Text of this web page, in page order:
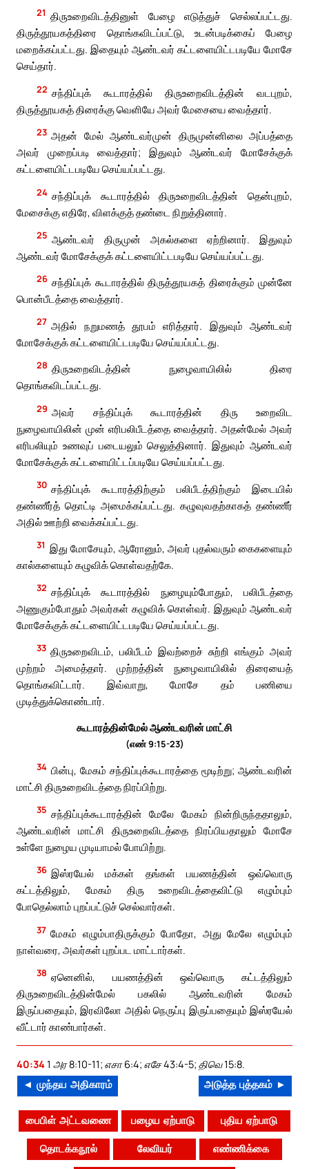
21 திருஉறைவிடத்தினுள் பேழை எடுத்துச் செல்லப்பட்டது.
திருத்தூயகத்திரை தொங்கவிடப்பட்டு, உடன்படிக்கைப் பேழை
மறைக்கப்பட்டது. இதையும் ஆண்டவர் கட்டளையிட்டபடியே மோசே
செய்தார்.
22 சந்திப்புக் கூடாரத்தில் திருஉறைவிடத்தின் வடபுறம்,
திருத்தூயகத் திரைக்கு வெளியே அவர் மேசையை வைத்தார்.
23 அதன் மேல் ஆண்டவர்முன் திருமுன்னிலை அப்பத்தை
அவர் முறைப்படி வைத்தார்; இதுவும் ஆண்டவர் மோசேக்குக்
கட்டளையிட்டபடியே செய்யப்பட்டது.
24 சந்திப்புக் கூடாரத்தில் திருஉறைவிடத்தின் தென்புறம்,
மேசைக்கு எதிரே, விளக்குத் தண்டை நிறுத்தினார்.
25 ஆண்டவர் திருமுன் அகல்களை ஏற்றினார். இதுவும்
ஆண்டவர் மோசேக்குக் கட்டளையிட்டபடியே செய்யப்பட்டது.
26 சந்திப்புக் கூடாரத்தில் திருத்தூயகத் திரைக்கும் முன்னே
பொன்பீடத்தை வைத்தார்.
27 அதில் நறுமணத் தூபம் எரித்தார். இதுவும் ஆண்டவர்
மோசேக்குக் கட்டளையிட்டபடியே செய்யப்பட்டது.
28 திருஉறைவிடத்தின் நுழைவாயிலில் திரை
தொங்கவிடப்பட்டது.
29 அவர் சந்திப்புக் கூடாரத்தின் திரு உறைவிட
நுழைவாயிலின் முன் எரிபலிபீடத்தை வைத்தார். அதன்மேல் அவர்
எரிபலியும் உணவுப் படையலும் செலுத்தினார். இதுவும் ஆண்டவர்
மோசேக்குக் கட்டளையிட்டப்படியே செய்யப்பட்டது.
30 சந்திப்புக் கூடாரத்திற்கும் பலிபீடத்திற்கும் இடையில்
தண்ணீர்த் தொட்டி அமைக்கப்பட்டது. கழுவுவதற்காகத் தண்ணீர்
அதில் ஊற்றி வைக்கப்பட்டது.
31 இது மோசேயும், ஆரோனும், அவர் புதல்வரும் கைகளையும்
கால்களையும் கழுவிக் கொள்வதற்கே.
32 சந்திப்புக் கூடாரத்தில் நுழையும்போதும், பலிபீடத்தை
அணுகும்போதும் அவர்கள் கழுவிக் கொள்வர். இதுவும் ஆண்டவர்
மோசேக்குக் கட்டளையிட்டபடியே செய்யப்பட்டது.
33 திருஉறைவிடம், பலிபீடம் இவற்றைச் சுற்றி எங்கும் அவர்
முற்றம் அமைத்தார். முற்றத்தின் நுழைவாயிலில் திரையைத்
தொங்கவிட்டார். இவ்வாறு, மோசே தம் பணியை
முடித்துக்கொண்டார்.
கூடாரத்தின்மேல் ஆண்டவரின் மாட்சி
(எண் 9:15-23)
34 பின்பு, மேகம் சந்திப்புக்கூடாரத்தை மூடிற்று; ஆண்டவரின்
மாட்சி திருஉறைவிடத்தை நிரப்பிற்று.
35 சந்திப்புக்கூடாரத்தின் மேலே மேகம் நின்றிருந்ததாலும்,
ஆண்டவரின் மாட்சி திருஉறைவிடத்தை நிரப்பியதாலும் மோசே
உள்ளே நுழைய முடியாமல் போயிற்று.
36 இஸ்ரயேல் மக்கள் தங்கள் பயணத்தின் ஒவ்வொரு
கட்டத்திலும், மேகம் திரு உறைவிடத்தைவிட்டு எழும்பும்
போதெல்லாம் புறப்பட்டுச் செல்வார்கள்.
37 மேகம் எழும்பாதிருக்கும் போதோ, அது மேலே எழும்பும்
நாள்வரை, அவர்கள் புறப்பட மாட்டார்கள்.
38 ஏனெனில், பயணத்தின் ஒவ்வொரு கட்டத்திலும்
திருஉறைவிடத்தின்மேல் பகலில் ஆண்டவரின் மேகம்
இருப்பதையும், இரவிலோ அதில் நெருப்பு இருப்பதையும் இஸ்ரயேல்
வீட்டார் காண்பார்கள்.
40:341 அர 8:10-11; எசா 6:4; எசே 43:4-5; திவெ 15:8.
◄ முந்தய அதிகாரம் அடுத்த புத்தகம் ►
பைபிள் அட்டவணை பழைய ஏற்பாடு புதிய ஏற்பாடு
தொடக்கநூல் லேவியர் எண்ணிக்கை